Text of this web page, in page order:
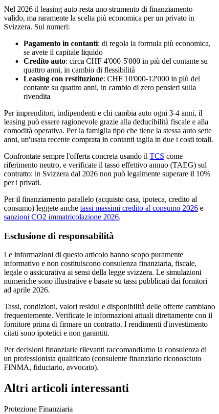
Nel 2026 il leasing auto resta uno strumento di finanziamento
valido, ma raramente la scelta più economica per un privato in
Svizzera. Sui numeri:
Pagamento in contanti: di regola la formula più economica,
se avete il capitale liquido
Credito auto: circa CHF 4'000-5'000 in più del contante su
quattro anni, in cambio di flessibilità
Leasing con restituzione: CHF 10'000-12'000 in più del
contante su quattro anni, in cambio di zero pensieri sulla
rivendita
Per imprenditori, indipendenti e chi cambia auto ogni 3-4 anni, il
leasing può essere ragionevole grazie alla deducibilità fiscale e alla
comodità operativa. Per la famiglia tipo che tiene la stessa auto sette
anni, un'usata recente comprata in contanti taglia in due i costi totali.
Confrontate sempre l'offerta concreta usando il TCS come
riferimento neutro, e verificate il tasso effettivo annuo (TAEG) sul
contratto: in Svizzera dal 2026 non può legalmente superare il 10%
per i privati.
Per il finanziamento parallelo (acquisto casa, ipoteca, credito al
consumo) leggete anche tassi massimi credito al consumo 2026 e
sanzioni CO2 immatricolazione 2026.
Esclusione di responsabilità
Le informazioni di questo articolo hanno scopo puramente
informativo e non costituiscono consulenza finanziaria, fiscale,
legale o assicurativa ai sensi della legge svizzera. Le simulazioni
numeriche sono illustrative e basate su tassi pubblicati dai fornitori
ad aprile 2026.
Tassi, condizioni, valori residui e disponibilità delle offerte cambiano
frequentemente. Verificate le informazioni attuali direttamente con il
fornitore prima di firmare un contratto. I rendimenti d'investimento
citati sono ipotetici e non garantiti.
Per decisioni finanziarie rilevanti raccomandiamo la consulenza di
un professionista qualificato (consulente finanziario riconosciuto
FINMA, fiduciario, avvocato).
Altri articoli interessanti
Protezione Finanziaria